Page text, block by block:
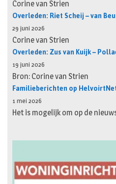
Corine van Strien
Overleden: Riet Scheij – van
29 juni 2026
Corine van Strien
Overleden: Zus van Kuijk –
19 juni 2026
Bron: Corine van Strien
Familieberichten op
1 mei 2026
Het is mogelijk om op de